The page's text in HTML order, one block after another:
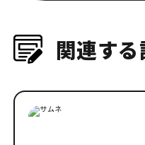
関連す